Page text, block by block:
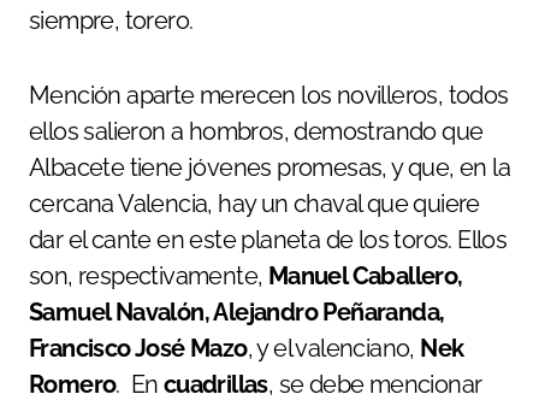
siempre, torero.
Mención aparte merecen los novilleros, todos
ellos salieron a hombros, demostrando que
Albacete tiene jóvenes promesas, y que, en la
cercana Valencia, hay un chaval que quiere
dar el cante en este planeta de los toros. Ellos
son, respectivamente, Manuel Caballero,
Samuel Navalón, Alejandro Peñaranda,
Francisco José Mazo, y el valenciano, Nek
Romero. En cuadrillas, se debe mencionar